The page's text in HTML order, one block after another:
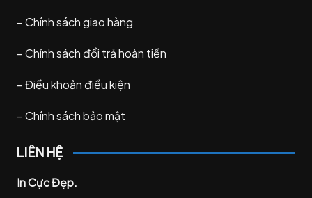
–Chính sách giao hàng
–Chính sách đổi trả hoàn tiền
–Điều khoản điều kiện
–Chính sách bảo mật
LIÊN HỆ
In Cực Đẹp.